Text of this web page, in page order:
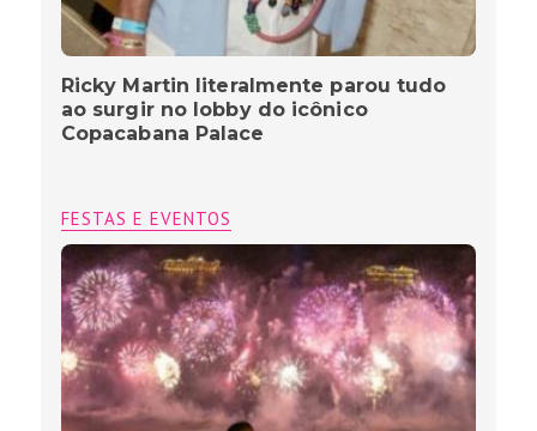
Ricky Martin literalmente parou tudo
ao surgir no lobby do icônico
Copacabana Palace
FESTAS E EVENTOS